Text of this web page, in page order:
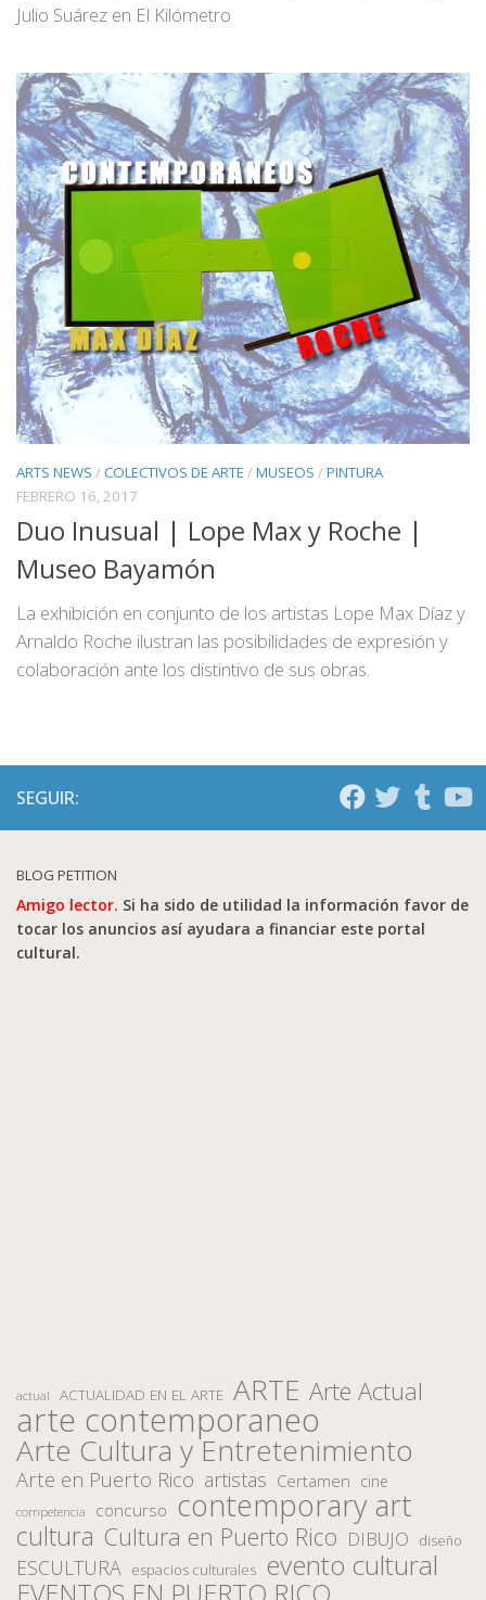
Julio Suárez en El Kilómetro
ARTS NEWS /COLECTIVOS DE ARTE /MUSEOS /PINTURA
FEBRERO 16, 2017
Duo Inusual | Lope Max y Roche |
Museo Bayamón
La exhibición en conjunto de los artistas Lope Max Díaz y
Arnaldo Roche ilustran las posibilidades de expresión y
colaboración ante los distintivo de sus obras.
SEGUIR:
BLOG PETITION
Amigo lector. Si ha sido de utilidad la información favor de
tocar los anuncios así ayudara a financiar este portal
cultural.
actual ACTUALIDAD EN EL ARTE ARTE Arte Actual
arte contemporaneo
Arte Cultura y Entretenimiento
Arte en Puerto Rico artistas Certamen cine
competencia concurso contemporary art
cultura Cultura en Puerto Rico DIBUJO diseño
ESCULTURA espacios culturales evento cultural